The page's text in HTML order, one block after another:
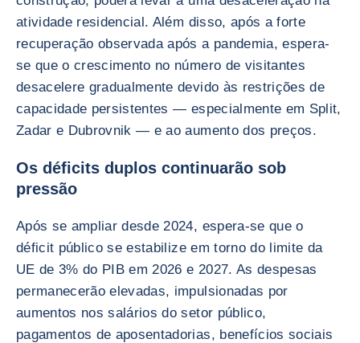
atividade residencial. Além disso, após a forte
recuperação observada após a pandemia, espera-
se que o crescimento no número de visitantes
desacelere gradualmente devido às restrições de
capacidade persistentes — especialmente em Split,
Zadar e Dubrovnik — e ao aumento dos preços.
Os déficits duplos continuarão sob
pressão
Após se ampliar desde 2024, espera-se que o
déficit público se estabilize em torno do limite da
UE de 3% do PIB em 2026 e 2027. As despesas
permanecerão elevadas, impulsionadas por
aumentos nos salários do setor público,
pagamentos de aposentadorias, benefícios sociais